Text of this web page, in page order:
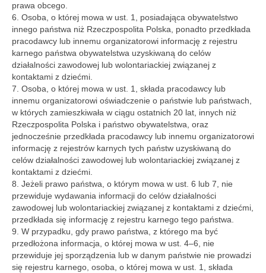
prawa obcego.
6. Osoba, o której mowa w ust. 1, posiadająca obywatelstwo
innego państwa niż Rzeczpospolita Polska, ponadto przedkłada
pracodawcy lub innemu organizatorowi informację z rejestru
karnego państwa obywatelstwa uzyskiwaną do celów
działalności zawodowej lub wolontariackiej związanej z
kontaktami z dziećmi.
7. Osoba, o której mowa w ust. 1, składa pracodawcy lub
innemu organizatorowi oświadczenie o państwie lub państwach,
w których zamieszkiwała w ciągu ostatnich 20 lat, innych niż
Rzeczpospolita Polska i państwo obywatelstwa, oraz
jednocześnie przedkłada pracodawcy lub innemu organizatorowi
informację z rejestrów karnych tych państw uzyskiwaną do
celów działalności zawodowej lub wolontariackiej związanej z
kontaktami z dziećmi.
8. Jeżeli prawo państwa, o którym mowa w ust. 6 lub 7, nie
przewiduje wydawania informacji do celów działalności
zawodowej lub wolontariackiej związanej z kontaktami z dziećmi,
przedkłada się informację z rejestru karnego tego państwa.
9. W przypadku, gdy prawo państwa, z którego ma być
przedłożona informacja, o której mowa w ust. 4–6, nie
przewiduje jej sporządzenia lub w danym państwie nie prowadzi
się rejestru karnego, osoba, o której mowa w ust. 1, składa